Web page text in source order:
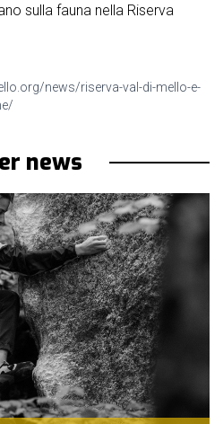
sulla fauna nella Riserva
news/riserva-val-di-mello-e-
news